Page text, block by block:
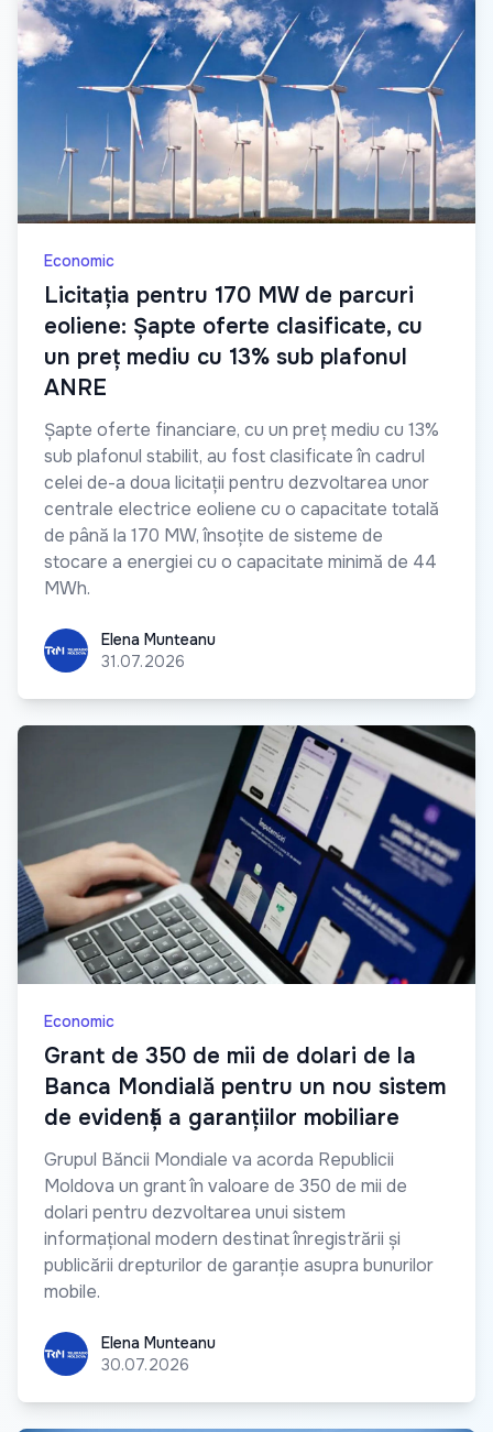
Economic
Licitația pentru 170 MW de parcuri
eoliene: Șapte oferte clasificate, cu
un preț mediu cu 13% sub plafonul
ANRE
Șapte oferte financiare, cu un preț mediu cu 13%
sub plafonul stabilit, au fost clasificate în cadrul
celei de-a doua licitații pentru dezvoltarea unor
centrale electrice eoliene cu o capacitate totală
de până la 170 MW, însoțite de sisteme de
stocare a energiei cu o capacitate minimă de 44
MWh.
Elena Munteanu
Elena Munteanu
31.07.2026
Economic
Grant de 350 de mii de dolari de la
Banca Mondială pentru un nou sistem
de evidență a garanțiilor mobiliare
Grupul Băncii Mondiale va acorda Republicii
Moldova un grant în valoare de 350 de mii de
dolari pentru dezvoltarea unui sistem
informațional modern destinat înregistrării și
publicării drepturilor de garanție asupra bunurilor
mobile.
Elena Munteanu
Elena Munteanu
30.07.2026